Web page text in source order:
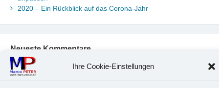
Ihre Cookie-Einstellungen
2020 – Ein Rückblick auf das Corona-Jahr
Neueste Kommentare
Chr. Kotte
Ubuntu 22.04: Audio-Treiber in Wine auswählen
Marco Peter